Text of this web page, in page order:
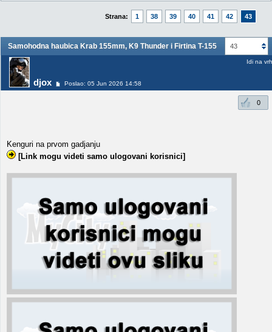
Strana: 1 38 39 40 41 42 43
43
Samohodna haubica Krab 155mm, K9 Thunder i Firtina T-155
djox Poslao: 05 Jun 2026 14:58
Idi na vrh
0
Kenguri na prvom gadjanju
[Link mogu videti samo ulogovani korisnici]